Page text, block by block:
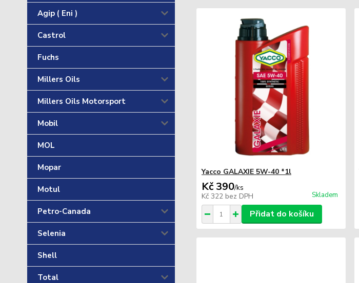
Agip ( Eni )
Castrol
Fuchs
Millers Oils
Millers Oils Motorsport
Mobil
MOL
Mopar
Motul
Petro-Canada
Selenia
Shell
Total
Yacco GALAXIE 5W-40 *1l
Kč 390/ks
Kč 322 bez DPH Skladem
Přidat do košíku